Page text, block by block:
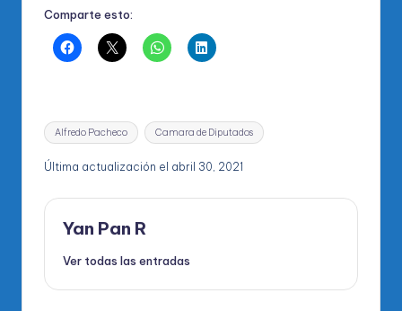
Comparte esto:
Etiquetas:
Alfredo Pacheco Camara de Diputados
Última actualización el abril 30, 2021
Yan Pan R
Ver todas las entradas